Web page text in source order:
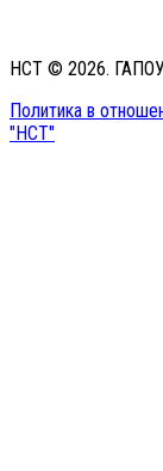
НСТ © 2026. ГАПОУ
Политика в
"НСТ"